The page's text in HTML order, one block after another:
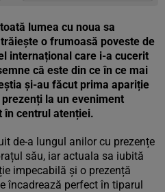
lumea cu noua sa
o frumoasă poveste de
internațional care i-a cucerit
că este din ce în ce mai
și-au făcut prima apariție
la un eveniment
în centrul atenției.
de-a lungul anilor cu prezențe
său, iar actuala sa iubită
impecabilă și o prezență
încadrează perfect în tiparul